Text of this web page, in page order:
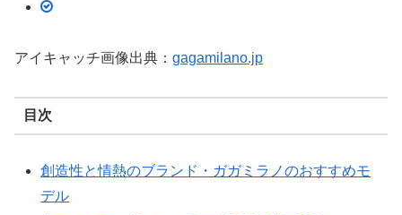
アイキャッチ画像出典： gagamilano.jp
目次
創造性と情熱のブランド・ガガミラノのおすすめモ
デル